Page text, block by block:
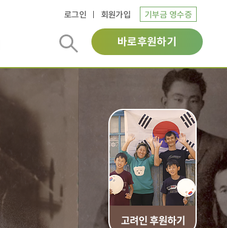
로그인 회원가입 기부금 영수증
바로후원하기